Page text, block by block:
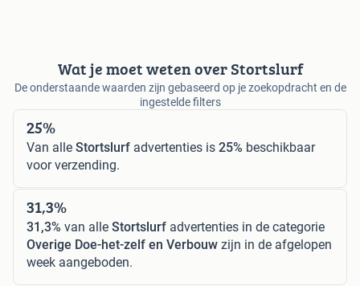
Wat je moet weten over Stortslurf
De onderstaande waarden zijn gebaseerd op je zoekopdracht en de
ingestelde filters
25%
Van alle Stortslurf advertenties is 25% beschikbaar
voor verzending.
31,3%
31,3% van alle Stortslurf advertenties in de categorie
Overige Doe-het-zelf en Verbouw zijn in de afgelopen
week aangeboden.